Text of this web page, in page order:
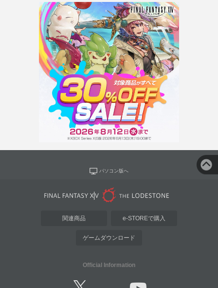
パソコン版へ
関連商品 e-STOREで購入
ゲームダウンロード
Official Information